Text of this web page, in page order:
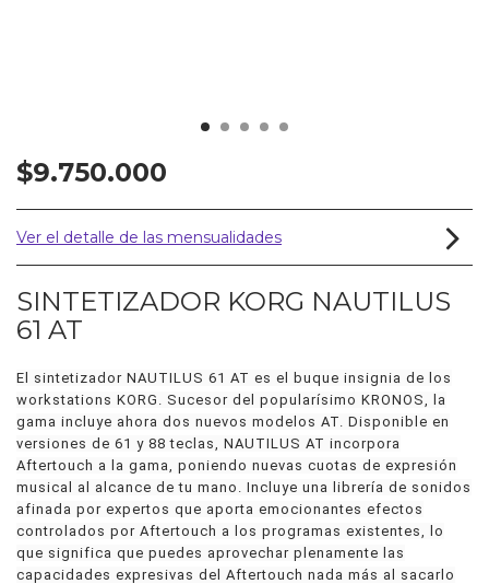
$9.750.000
Ver el detalle de las mensualidades
SINTETIZADOR KORG NAUTILUS
61 AT
El sintetizador NAUTILUS 61 AT es el buque insignia de los
workstations KORG. Sucesor del popularísimo KRONOS, la
gama incluye ahora dos nuevos modelos AT. Disponible en
versiones de 61 y 88 teclas, NAUTILUS AT incorpora
Aftertouch a la gama, poniendo nuevas cuotas de expresión
musical al alcance de tu mano. Incluye una librería de sonidos
afinada por expertos que aporta emocionantes efectos
controlados por Aftertouch a los programas existentes, lo
que significa que puedes aprovechar plenamente las
capacidades expresivas del Aftertouch nada más al sacarlo